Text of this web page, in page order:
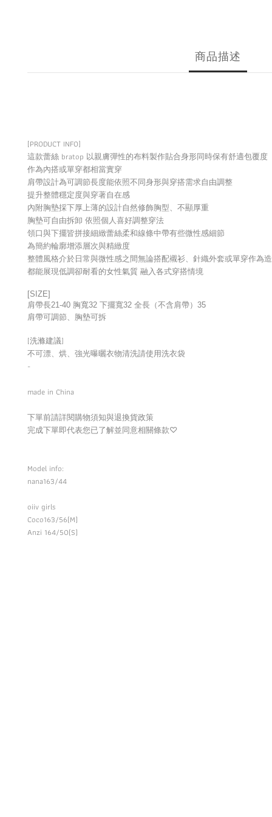
商品描述
[PRODUCT INFO]
這款蕾絲 bratop 以親膚彈性的布料製作貼合身形同時保有舒適包覆度
作為內搭或單穿都相當實穿
肩帶設計為可調節長度能依照不同身形與穿搭需求自由調整
提升整體穩定度與穿著自在感
內附胸墊採下厚上薄的設計自然修飾胸型、不顯厚重
胸墊可自由拆卸 依照個人喜好調整穿法
領口與下擺皆拼接細緻蕾絲柔和線條中帶有些微性感細節
為簡約輪廓增添層次與精緻度
整體風格介於日常與微性感之間無論搭配襯衫、針織外套或單穿作為
都能展現低調卻耐看的女性氣質 融入各式穿搭情境
[SIZE]
肩帶長21-40 胸寬32 下擺寬32 全長（不含肩帶）35
肩帶可調節、胸墊可拆
[洗滌建議]
不可漂、烘、強光曝曬衣物清洗請使用洗衣袋
-
made in China
下單前請詳閱購物須知與退換貨政策
完成下單即代表您已了解並同意相關條款♡
Model info:
nana163/44
oiiv girls
Coco163/56(M)
Anzi 164/50(S)